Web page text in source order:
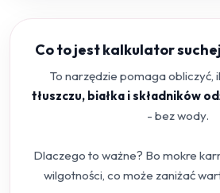
Co to jest kalkulator
To narzędzie pomaga obliczyć,
tłuszczu, białka i składników
- bez wody.
Dlaczego to ważne? Bo mokre
wilgotności, co może zaniżać